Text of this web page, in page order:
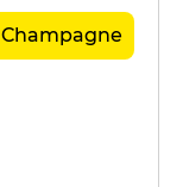
Champagne